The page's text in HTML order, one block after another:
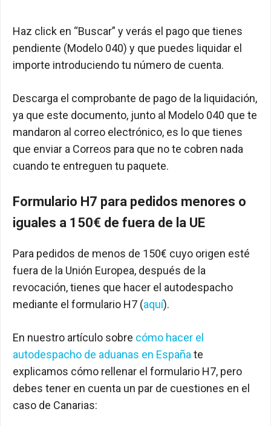
Haz click en “Buscar” y verás el pago que tienes
pendiente (Modelo 040) y que puedes liquidar el
importe introduciendo tu número de cuenta.
Descarga el comprobante de pago de la liquidación,
ya que este documento, junto al Modelo 040 que te
mandaron al correo electrónico, es lo que tienes
que enviar a Correos para que no te cobren nada
cuando te entreguen tu paquete.
Formulario H7 para pedidos menores o
iguales a 150€ de fuera de la UE
Para pedidos de menos de 150€ cuyo origen esté
fuera de la Unión Europea, después de la
revocación, tienes que hacer el autodespacho
mediante el formulario H7 (aquí).
En nuestro artículo sobre cómo hacer el
autodespacho de aduanas en Españate
explicamos cómo rellenar el formulario H7, pero
debes tener en cuenta un par de cuestiones en el
caso de Canarias: